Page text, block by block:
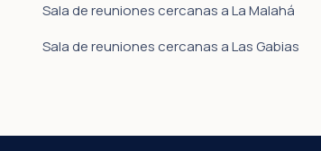
Sala de reuniones cercanas a La Malahá
Sala de reuniones cercanas a Las Gabias